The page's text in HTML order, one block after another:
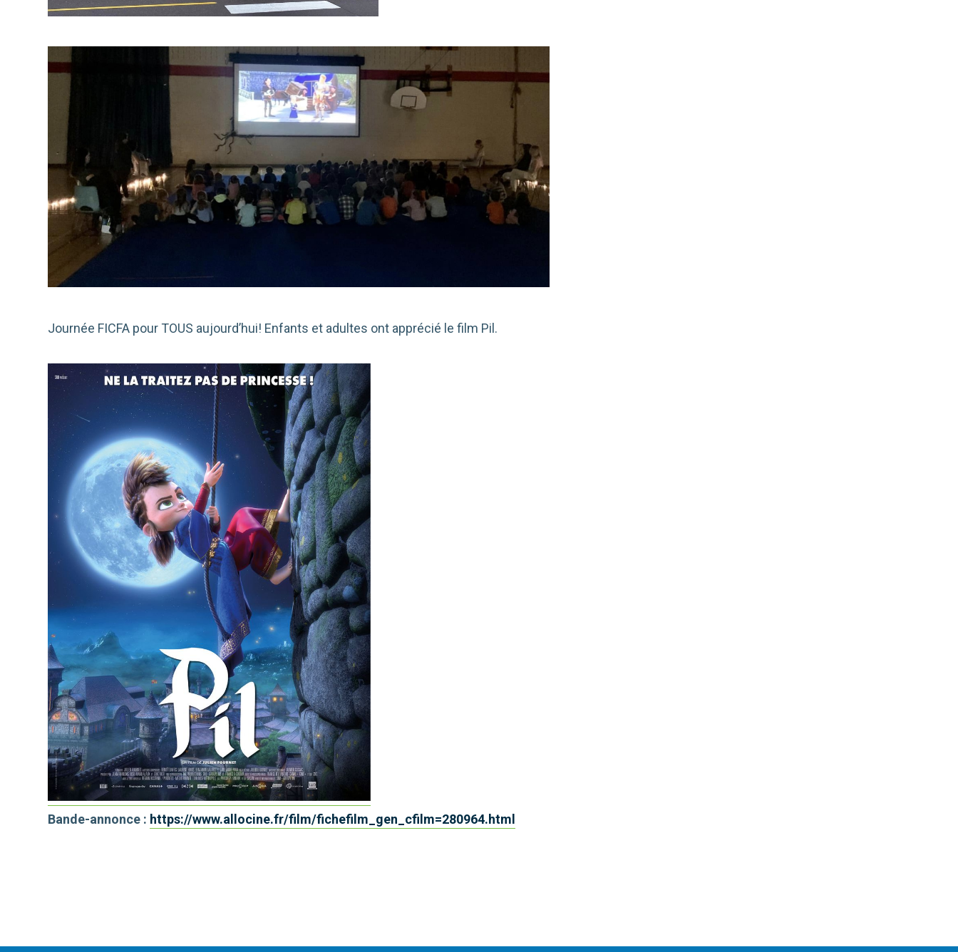
Journée FICFA pour TOUS aujourd’hui! Enfants et adultes ont apprécié le film Pil.
Bande-annonce : https://www.allocine.fr/film/fichefilm_gen_cfilm=280964.html